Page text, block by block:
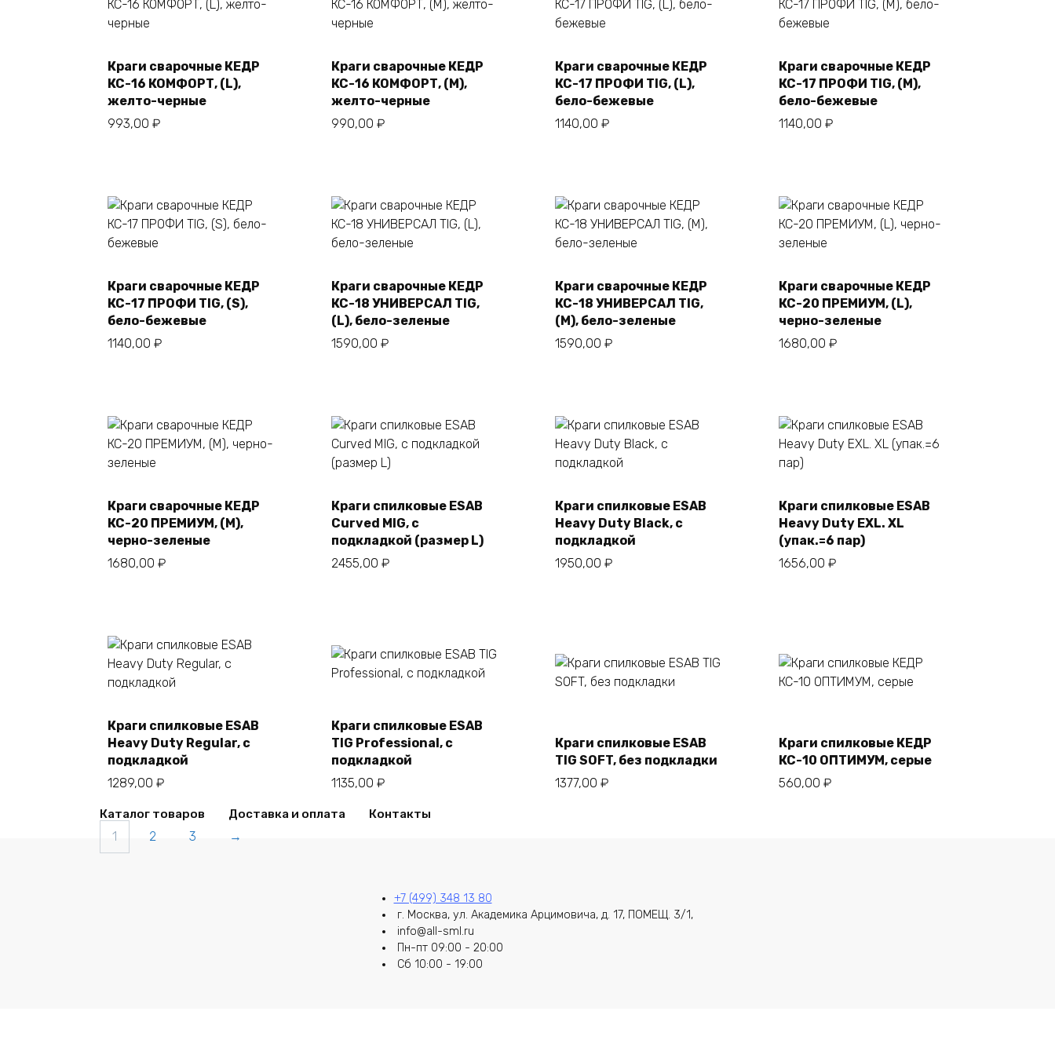
В корзину
Краги сварочные КЕДР
КС-16 КОМФОРТ, (L),
желто-черные
993,00 ₽
В корзину
Краги сварочные КЕДР
КС-16 КОМФОРТ, (M),
желто-черные
990,00 ₽
В корзину
Краги сварочные КЕДР
КС-17 ПРОФИ TIG, (L),
бело-бежевые
1140,00 ₽
В корзину
Краги сварочные КЕДР
КС-17 ПРОФИ TIG, (M),
бело-бежевые
1140,00 ₽
В корзину
Краги сварочные КЕДР
КС-17 ПРОФИ TIG, (S),
бело-бежевые
1140,00 ₽
В корзину
Краги сварочные КЕДР
КС-18 УНИВЕРСАЛ TIG,
(L), бело-зеленые
1590,00 ₽
В корзину
Краги сварочные КЕДР
КС-18 УНИВЕРСАЛ TIG,
(M), бело-зеленые
1590,00 ₽
В корзину
Краги сварочные КЕДР
КС-20 ПРЕМИУМ, (L),
черно-зеленые
1680,00 ₽
В корзину
Краги сварочные КЕДР
КС-20 ПРЕМИУМ, (M),
черно-зеленые
1680,00 ₽
В корзину
Краги спилковые ESAB
Curved MIG, с
подкладкой (размер L)
2455,00 ₽
В корзину
Краги спилковые ESAB
Heavy Duty Black, с
подкладкой
1950,00 ₽
В корзину
Краги спилковые ESAB
Heavy Duty EXL. XL
(упак.=6 пар)
1656,00 ₽
В корзину
Краги спилковые ESAB
Heavy Duty Regular, с
подкладкой
1289,00 ₽
В корзину
Краги спилковые ESAB
TIG Professional, с
подкладкой
1135,00 ₽
В корзину
Краги спилковые ESAB
TIG SOFT, без подкладки
1377,00 ₽
В корзину
Краги спилковые КЕДР
КС-10 ОПТИМУМ, серые
560,00 ₽
1 2 3 →
Каталог товаров Доставка и оплата Контакты
+7 (499) 348 13 80
г. Москва, ул. Академика Арцимовича, д. 17, ПОМЕЩ. 3/1,
info@all-sml.ru
Пн-пт 09:00 - 20:00
Сб 10:00 - 19:00